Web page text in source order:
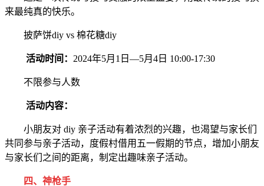
来最纯真的快乐。
披萨饼diy vs 棉花糖diy
活动时间： 2024年5月1日—5月4日 10:00-17:30
不限参与人数
活动内容：
小朋友对 diy 亲子活动有着浓烈的兴趣，也渴望与家长们
共同参与亲子活动，度假村借用五一假期的节点，增加小朋友
与家长们之间的距离，制定出趣味亲子活动。
四、神枪手